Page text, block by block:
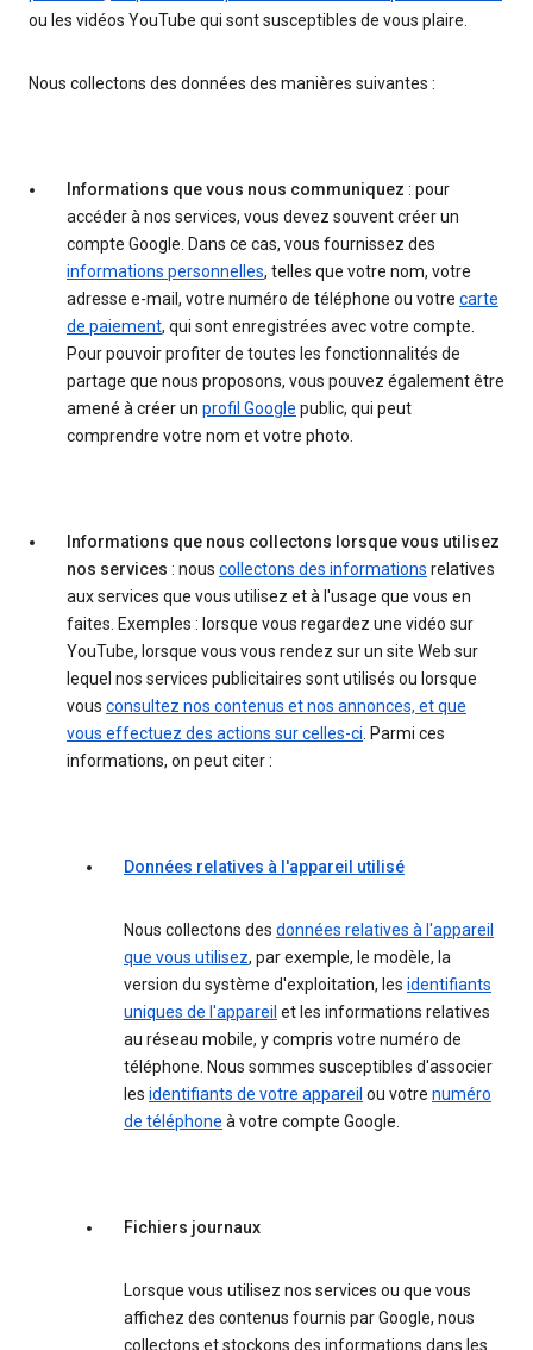
ou les vidéos YouTube qui sont susceptibles de vous plaire.
Nous collectons des données des manières suivantes :
Informations que vous nous communiquez : pour
accéder à nos services, vous devez souvent créer un
compte Google. Dans ce cas, vous fournissez des
informations personnelles, telles que votre nom, votre
adresse e-mail, votre numéro de téléphone ou votre carte
de paiement, qui sont enregistrées avec votre compte.
Pour pouvoir profiter de toutes les fonctionnalités de
partage que nous proposons, vous pouvez également être
amené à créer un profil Google public, qui peut
comprendre votre nom et votre photo.
Informations que nous collectons lorsque vous utilisez
nos services : nous collectons des informations relatives
aux services que vous utilisez et à l'usage que vous en
faites. Exemples : lorsque vous regardez une vidéo sur
YouTube, lorsque vous vous rendez sur un site Web sur
lequel nos services publicitaires sont utilisés ou lorsque
vous consultez nos contenus et nos annonces, et que
vous effectuez des actions sur celles-ci. Parmi ces
informations, on peut citer :
Données relatives à l'appareil utilisé
Nous collectons des données relatives à l'appareil
que vous utilisez, par exemple, le modèle, la
version du système d'exploitation, les identifiants
uniques de l'appareil et les informations relatives
au réseau mobile, y compris votre numéro de
téléphone. Nous sommes susceptibles d'associer
les identifiants de votre appareil ou votre numéro
de téléphone à votre compte Google.
Fichiers journaux
Lorsque vous utilisez nos services ou que vous
affichez des contenus fournis par Google, nous
collectons et stockons des informations dans les